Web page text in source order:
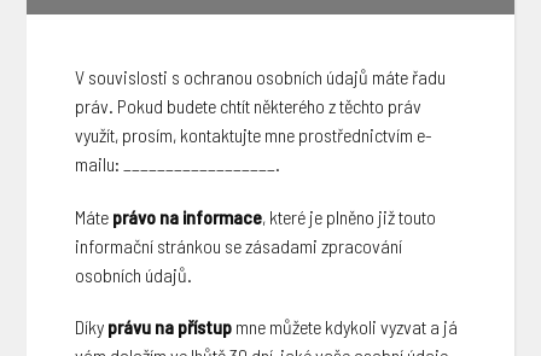
V souvislosti s ochranou osobních údajů máte řadu
práv. Pokud budete chtít některého z těchto práv
využít, prosím, kontaktujte mne prostřednictvím e-
mailu: __________________.
Máte právo na informace, které je plněno již touto
informační stránkou se zásadami zpracování
osobních údajů.
Díky právu na přístup mne můžete kdykoli vyzvat a já